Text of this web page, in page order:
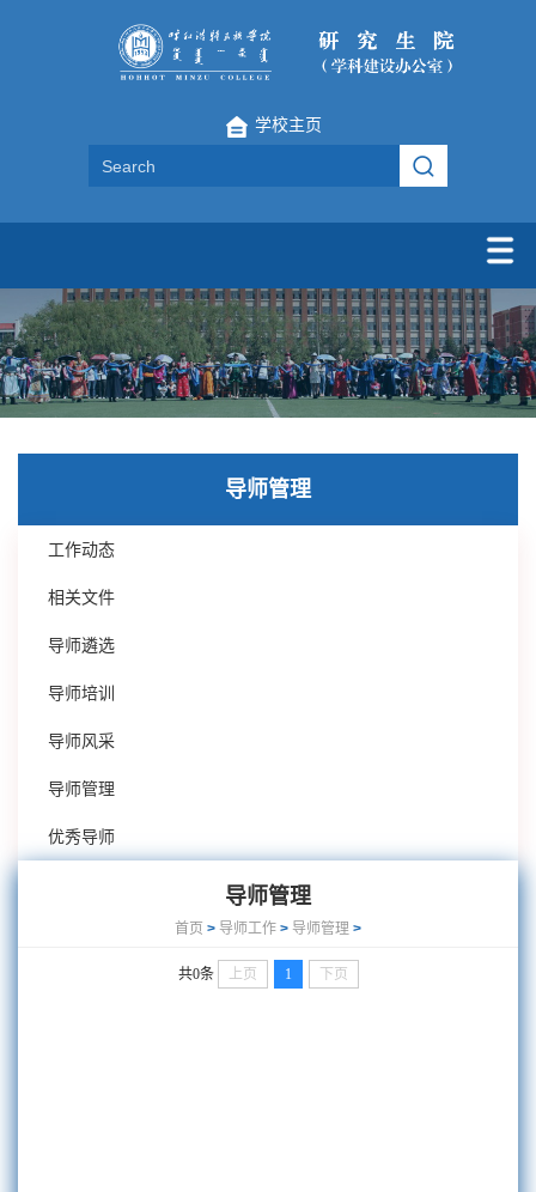
学校主页
导师管理
工作动态
相关文件
导师遴选
导师培训
导师风采
导师管理
优秀导师
导师管理
首页 > 导师工作 > 导师管理 >
共0条 上页 1 下页